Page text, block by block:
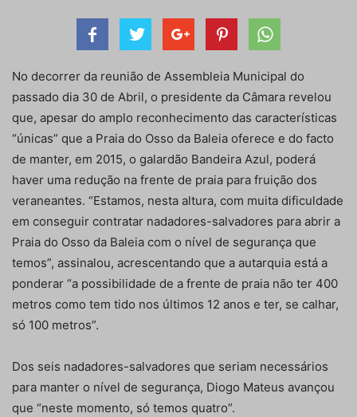
No decorrer da reunião de Assembleia Municipal do
passado dia 30 de Abril, o presidente da Câmara revelou
que, apesar do amplo reconhecimento das características
“únicas” que a Praia do Osso da Baleia oferece e do facto
de manter, em 2015, o galardão Bandeira Azul, poderá
haver uma redução na frente de praia para fruição dos
veraneantes. “Estamos, nesta altura, com muita dificuldade
em conseguir contratar nadadores-salvadores para abrir a
Praia do Osso da Baleia com o nível de segurança que
temos”, assinalou, acrescentando que a autarquia está a
ponderar “a possibilidade de a frente de praia não ter 400
metros como tem tido nos últimos 12 anos e ter, se calhar,
só 100 metros”.
Dos seis nadadores-salvadores que seriam necessários
para manter o nível de segurança, Diogo Mateus avançou
que “neste momento, só temos quatro”.